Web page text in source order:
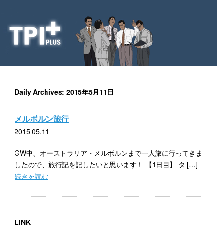
Daily Archives: 2015年5月11日
メルボルン旅行
2015.05.11
GW中、オーストラリア・メルボルンまで一人旅に行ってきま
したので、旅行記を記したいと思います！ 【1日目】 タ […]
続きを読む
LINK